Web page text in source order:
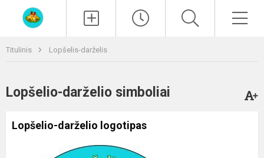
Titulinis Lopšelis-darželis
Lopšelio-darželio simboliai
Lopšelio-darželio logotipas